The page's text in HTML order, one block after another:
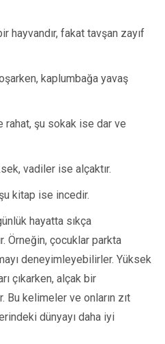
hayvandır, fakat tavşan zayıf
kaplumbağa yavaş
rahat, şu sokak ise dar ve
vadiler ise alçaktır.
kitap ise incedir.
hayatta sıkça
Örneğin, çocuklar parkta
deneyimleyebilirler. Yüksek
çıkarken, alçak bir
Bu kelimeler ve onların zıt
dünyayı daha iyi